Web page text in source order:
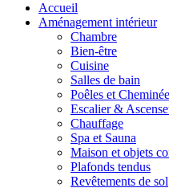
Accueil
Aménagement intérieur
Chambre
Bien-être
Cuisine
Salles de bain
Poêles et
Escalier &
Chauffage
Spa et Sauna
Maison et objets
Plafonds tendus
Revêtements de sol